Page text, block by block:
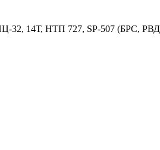
32, 14Т, НТП 727, SP-507 (БРС,